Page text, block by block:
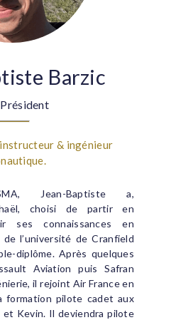
Barzic
& ingénieur
Jean-Baptiste a,
choisi de partir en
ses connaissances en
l’université de Cranfield
diplôme. Après quelques
Aviation puis Safran
il rejoint Air France en
formation pilote cadet aux
et Kevin. Il deviendra pilote